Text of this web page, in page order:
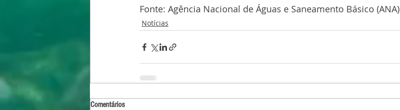
Fonte: Agência Nacional de Águas e Saneamento Básico (ANA)
Notícias
Comentários